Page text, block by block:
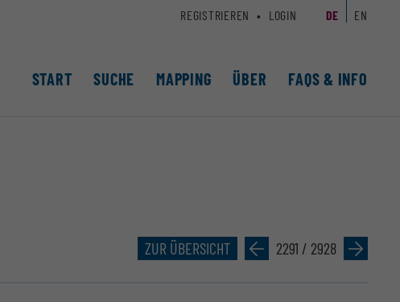
START SUCHE MAPPING ÜBER FAQS & INFO
REGISTRIEREN LOGIN DE EN
ZUR ÜBERSICHT » 2291 / 2928 »